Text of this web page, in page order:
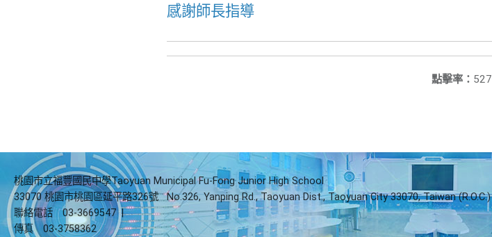
感謝師長指導
點擊率： 527
桃園市立福豐國民中學Taoyuan Municipal Fu-Fong Junior High School
33070 桃園市桃園區延平路326號
No.326, Yanping Rd., Taoyuan Dist., Taoyuan City 33070, Taiwan (R.O.C.)
聯絡電話
03-3669547 |
傳真
03-3758362